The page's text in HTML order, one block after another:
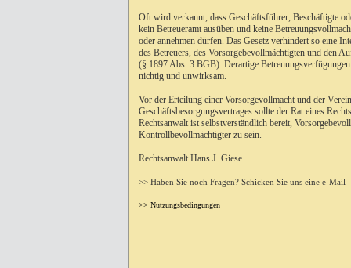
Oft wird verkannt, dass Geschäftsführer, Beschäftigte
kein Betreueramt ausüben und keine
oder annehmen dürfen. Das Gesetz verhindert so eine
des Betreuers, des Vorsorgebevollmächtigten und den
(§ 1897 Abs. 3 BGB). Derartige
nichtig und unwirksam.
Vor der Erteilung einer Vorsorgevollmacht und der
Geschäftsbesorgungsvertrages sollte der Rat eines
Rechtsanwalt ist selbstverständlich bereit,
Kontrollbevollmächtigter zu sein.
Rechtsanwalt Hans J. Giese
>> Haben Sie noch Fragen? Schicken Sie uns eine e-Mail
>> Nutzungsbedingungen